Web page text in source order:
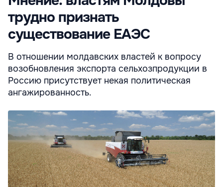
трудно признать
существование ЕАЭС
В отношении молдавских властей к вопросу
возобновления экспорта сельхозпродукции в
Россию присутствует некая политическая
ангажированность.